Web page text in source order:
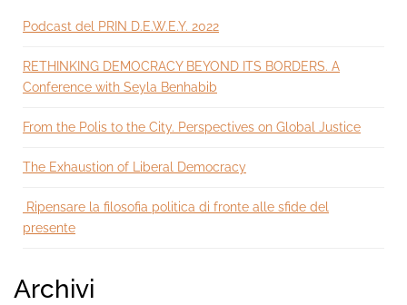
Podcast del PRIN D.E.W.E.Y. 2022
RETHINKING DEMOCRACY BEYOND ITS BORDERS. A
Conference with Seyla Benhabib
From the Polis to the City. Perspectives on Global Justice
The Exhaustion of Liberal Democracy
Ripensare la filosofia politica di fronte alle sfide del
presente
Archivi